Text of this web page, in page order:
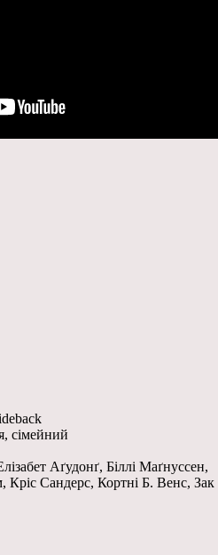
сімейний
Аґудонґ, Біллі Маґнуссен,
Кріс Сандерс, Кортні Б. Венс, Зак